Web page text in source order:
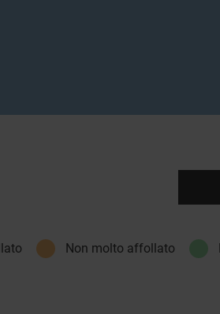
Non molto affollato